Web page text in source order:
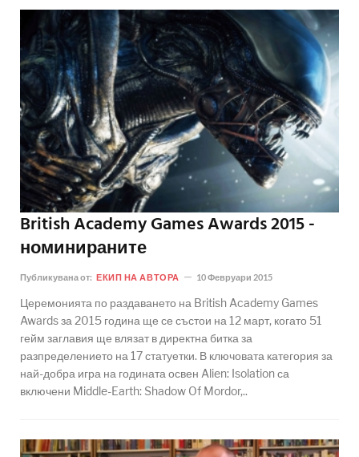
British Academy Games Awards 2015 -
номинираните
Публикувана от: ЕКИП НА АВТОРА 10 Февруари 2015
Церемонията по раздаването на British Academy Games
Awards за 2015 година ще се състои на 12 март, когато 51
гейм заглавия ще влязат в директна битка за
разпределението на 17 статуетки. В ключовата категория за
най-добра игра на годината освен Alien: Isolation са
включени Middle-Earth: Shadow Of Mordor,..